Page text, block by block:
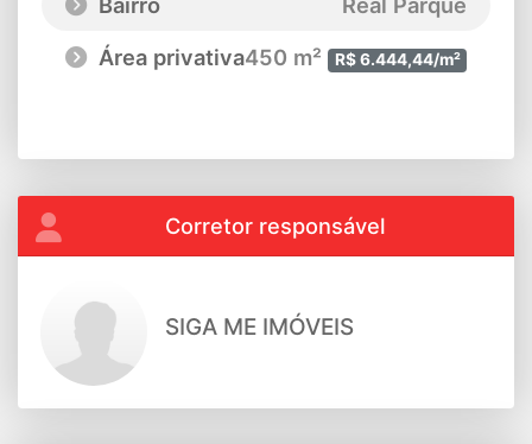
Bairro
Real Parque
Área privativa450 m² R$ 6.444,44/m²
Corretor responsável
SIGA ME IMÓVEIS